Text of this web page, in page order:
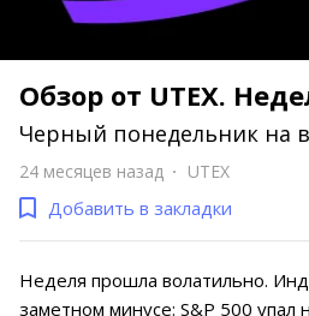
Обзор от UTEX.
Черный понедельник на
24 месяцев назад UTEX
Добавить в закладки
Неделя прошла волатильно.
заметном минусе: S&P 500 упал